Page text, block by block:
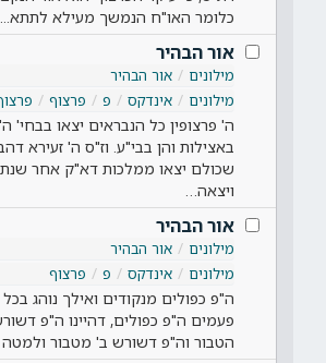
כלומר האו"ח הנמשך מעילא
אור הבהיר
מילונים
אור הבהיר
מילונים
אינדקס פ פרצוף
ה' פרצופין כל הנבראים יצאו בבחי' ה'
באצילות והן בבי"ע. וז"ס ה' זעירא
שכולם יצאו ממלכות דא"ק אחר
ויצאה…
אור הבהיר
מילונים
אור הבהיר
מילונים
אינדקס פ פרצוף
ה"פ כפולים מנקודים ואילך נוהג
פעמים ה"פ כפולים, דהיינו ה"פ
הטבור וה"פ דשורש ב' מטבור ולמטה